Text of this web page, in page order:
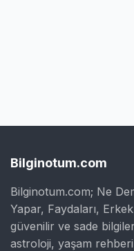
Bilginotum.com
Bilginotum.com; Ne
Yapar, Faydaları,
güvenilir ve sade
astroloji, yaşam rehberi